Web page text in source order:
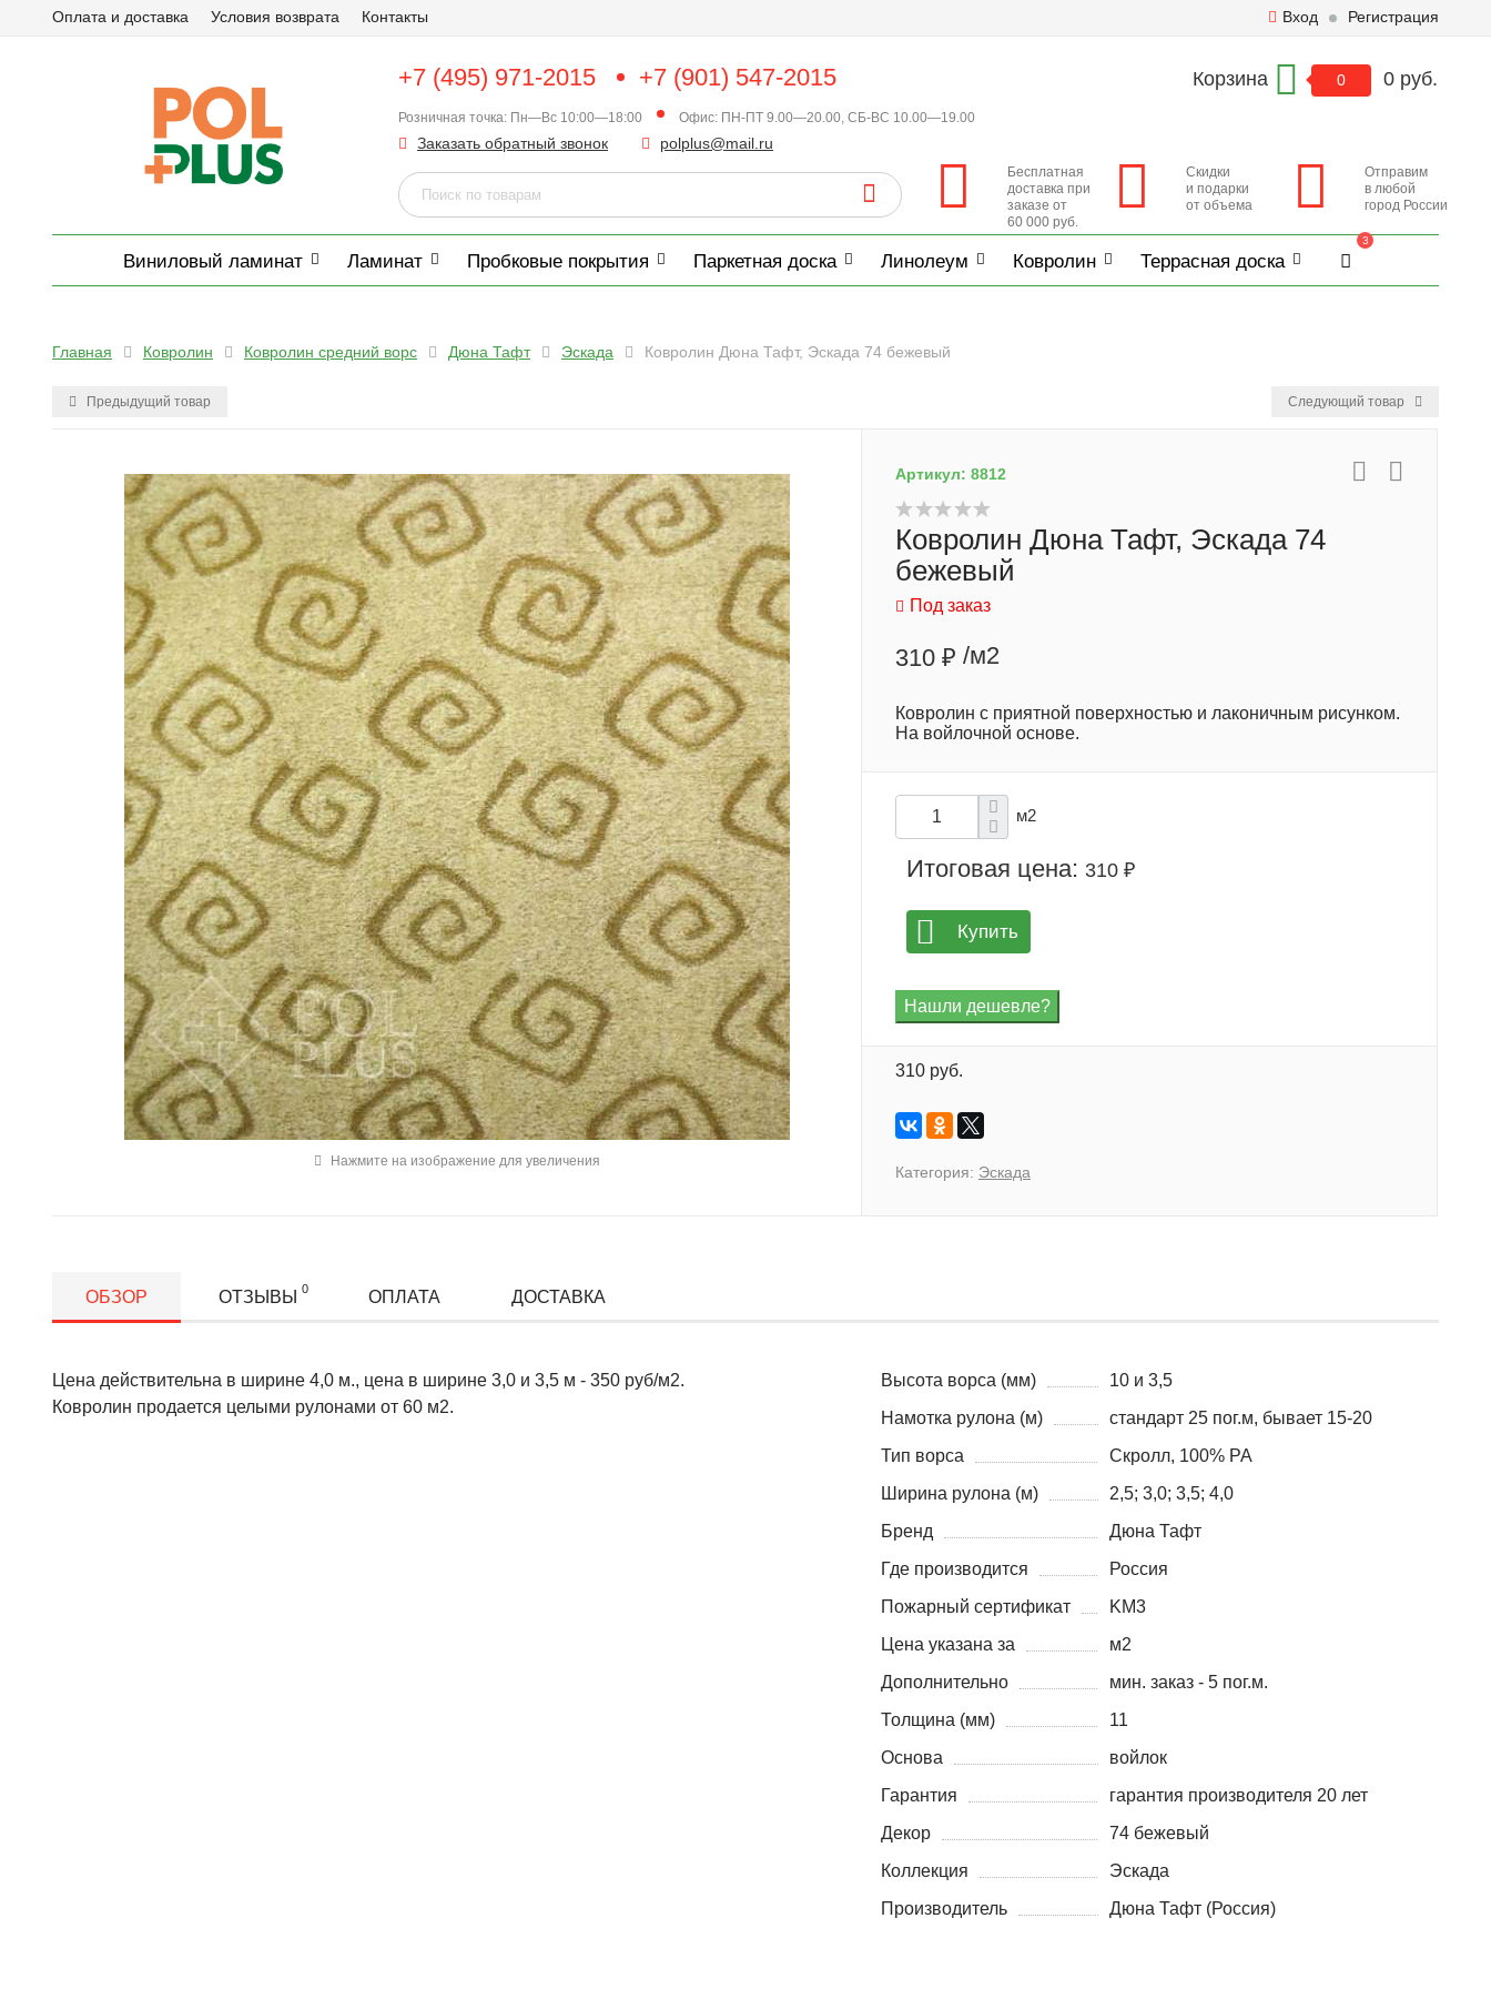
Оплата и доставка Условия возврата Контакты Вход Регистрация
+7 (495) 971-2015 +7 (901) 547-2015
Розничная точка: Пн—Вс 10:00—18:00 Офис: ПН-ПТ 9.00—20.00, СБ-ВС 10.00—19.00
Заказать обратный звонок polplus@mail.ru
Корзина 0 0 руб.
Бесплатная
доставка при
заказе от
60 000 руб.
Скидки
и подарки
от объема
Отправим
в любой
город России
Виниловый ламинат Ламинат Пробковые покрытия Паркетная доска Линолеум Ковролин Террасная доска
3
Главная Ковролин Ковролин средний ворс Дюна Тафт Эскада Ковролин Дюна Тафт, Эскада 74 бежевый
Предыдущий товар Следующий товар
Нажмите на изображение для увеличения
Артикул: 8812
Ковролин Дюна Тафт, Эскада 74
бежевый
Под заказ
310 ₽ /м2
Ковролин с приятной поверхностью и лаконичным рисунком.
На войлочной основе.
м2
Итоговая цена: 310 ₽
Купить
310 руб.
Категория: Эскада
ОБЗОР ОТЗЫВЫ 0 ОПЛАТА ДОСТАВКА
Цена действительна в ширине 4,0 м., цена в ширине 3,0 и 3,5 м - 350 руб/м2.
Ковролин продается целыми рулонами от 60 м2.
Высота ворса (мм)
10 и 3,5
Намотка рулона (м)
стандарт 25 пог.м, бывает 15-20
Тип ворса
Скролл, 100% PA
Ширина рулона (м)
2,5; 3,0; 3,5; 4,0
Бренд
Дюна Тафт
Где производится
Россия
Пожарный сертификат
KM3
Цена указана за
м2
Дополнительно
мин. заказ - 5 пог.м.
Толщина (мм)
11
Основа
войлок
Гарантия
гарантия производителя 20 лет
Декор
74 бежевый
Коллекция
Эскада
Производитель
Дюна Тафт (Россия)